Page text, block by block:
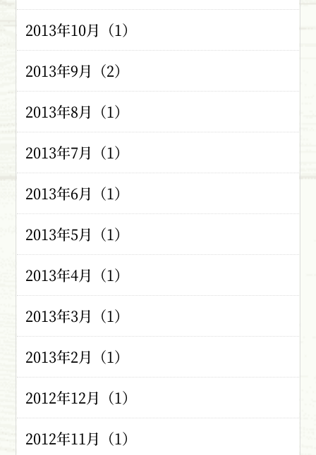
2013年10月（1）
2013年9月（2）
2013年8月（1）
2013年7月（1）
2013年6月（1）
2013年5月（1）
2013年4月（1）
2013年3月（1）
2013年2月（1）
2012年12月（1）
2012年11月（1）